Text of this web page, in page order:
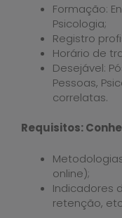
Formação:
Psicologia;
Registro
Horário de
Desejável:
Pessoas,
correlatas.
Requisitos:
online);
Indicadores
retenção,